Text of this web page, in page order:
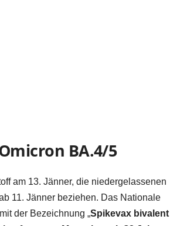
BA.4/5
am 13. Jänner, die niedergelassenen
11. Jänner beziehen. Das Nationale
der Bezeichnung „Spikevax bivalent